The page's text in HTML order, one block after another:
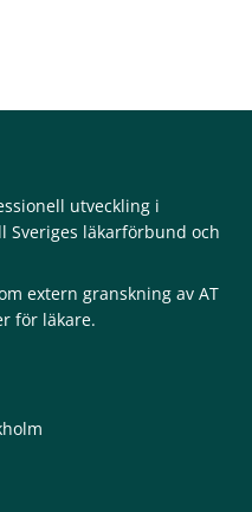
utveckling i
läkarförbund och
extern granskning av AT
för läkare.